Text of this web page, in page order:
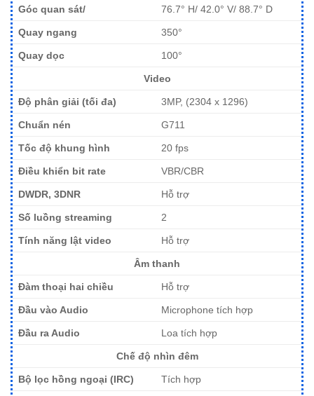
Góc quan sát/ 76.7° H/ 42.0° V/ 88.7° D
Quay ngang 350°
Quay dọc 100°
Video
Độ phân giải (tối đa) 3MP, (2304 x 1296)
Chuẩn nén G711
Tốc độ khung hình 20 fps
Điều khiển bit rate VBR/CBR
DWDR, 3DNR Hỗ trợ
Số luồng streaming 2
Tính năng lật video Hỗ trợ
Âm thanh
Đàm thoại hai chiều Hỗ trợ
Đầu vào Audio Microphone tích hợp
Đầu ra Audio Loa tích hợp
Chế độ nhìn đêm
Bộ lọc hồng ngoại (IRC) Tích hợp